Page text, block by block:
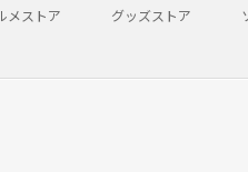
メストア グッズストア